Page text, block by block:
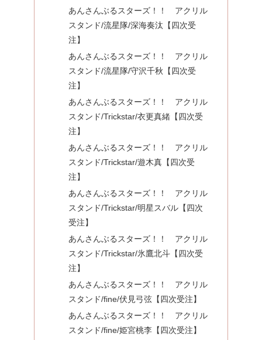
あんさんぶるスターズ！！ アクリル
スタンド/流星隊/深海奏汰【四次受
注】
あんさんぶるスターズ！！ アクリル
スタンド/流星隊/守沢千秋【四次受
注】
あんさんぶるスターズ！！ アクリル
スタンド/Trickstar/衣更真緒【四次受
注】
あんさんぶるスターズ！！ アクリル
スタンド/Trickstar/遊木真【四次受
注】
あんさんぶるスターズ！！ アクリル
スタンド/Trickstar/明星スバル【四次
受注】
あんさんぶるスターズ！！ アクリル
スタンド/Trickstar/氷鷹北斗【四次受
注】
あんさんぶるスターズ！！ アクリル
スタンド/fine/伏見弓弦【四次受注】
あんさんぶるスターズ！！ アクリル
スタンド/fine/姫宮桃李【四次受注】